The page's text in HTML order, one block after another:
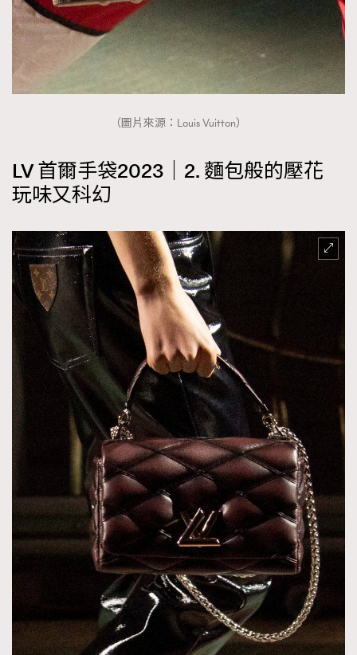
（圖片來源：Louis Vuitton）
LV 首爾手袋2023｜2. 麵包般的壓花
玩味又科幻